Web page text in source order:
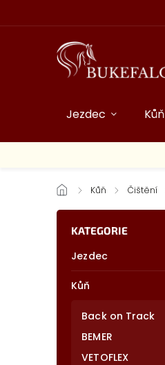
Jezdec Kůň
/ Kůň / Čištění
KATEGORIE
Jezdec
Kůň
Back on Track
BEMER
VETOFLEX